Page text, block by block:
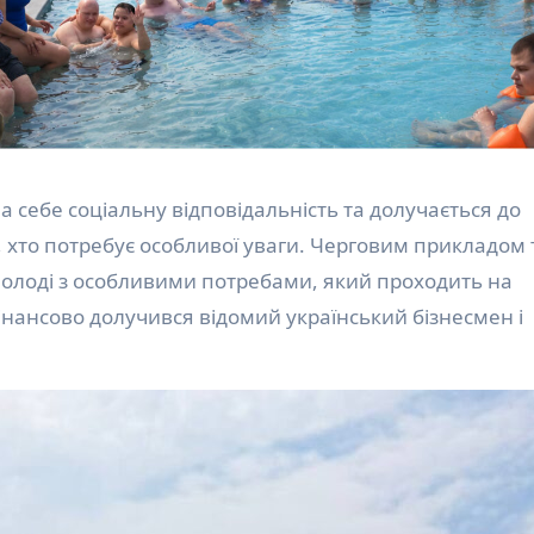
потребує особливої уваги. Черговим прикладом
з особливими потребами, який проходить на
долучився відомий український бізнесмен і